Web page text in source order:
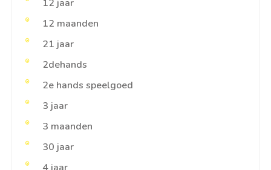
12 jaar
12 maanden
21 jaar
2dehands
2e hands speelgoed
3 jaar
3 maanden
30 jaar